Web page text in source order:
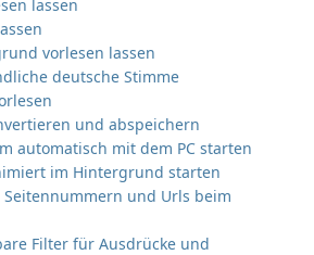
lassen
vorlesen lassen
deutsche Stimme
und abspeichern
automatisch mit dem PC starten
im Hintergrund starten
und Urls beim
Filter für Ausdrücke und